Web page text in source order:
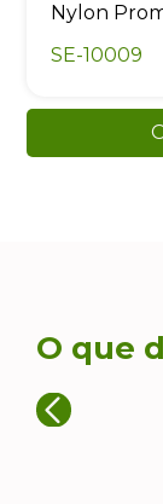
Nylon
SE-10009
O que